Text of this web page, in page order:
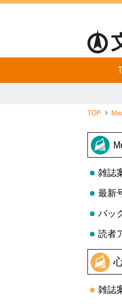
TOP
雑誌
最新
バッ
読者
雑誌